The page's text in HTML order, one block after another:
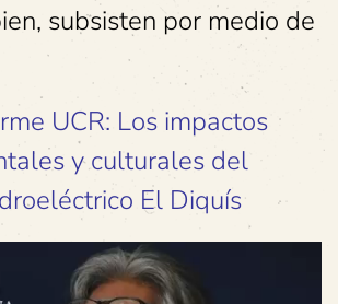
subsisten por medio de
UCR: Los impactos
y culturales del
El Diquís